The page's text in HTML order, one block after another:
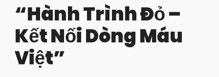
“Hành Trình Đỏ –
Kết Nối Dòng Máu
Việt”